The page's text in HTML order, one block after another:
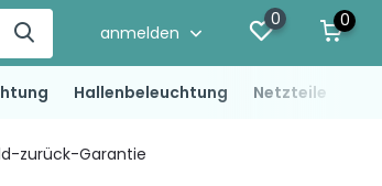
anmelden
0 0
Hallenbeleuchtung Netzteile
zurück-Garantie